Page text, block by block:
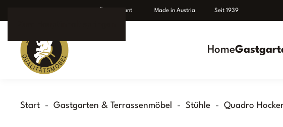
ber Elefant Made in Austria Seit 1939
Home
Start Gastgarten & Terrassenmöbel Stühle Quadro